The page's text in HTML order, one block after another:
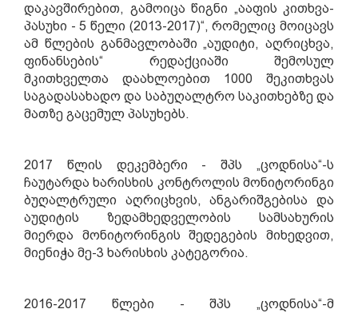
დაკავშირებით, გამოიცა წიგნი „ააფის კითხვა-
პასუხი - 5 წელი (2013-2017)“, რომელიც მოიცავს
ამ წლების განმავლობაში „აუდიტი, აღრიცხვა,
ფინანსების“ რედაქციაში შემოსულ
მკითხველთა დაახლოებით 1000 შეკითხვას
საგადასახადო და საბუღალტრო საკითხებზე და
მათზე გაცემულ პასუხებს.
2017 წლის დეკემბერი - შპს „ცოდნისა“-ს
ჩაუტარდა ხარისხის კონტროლის მონიტორინგი
ბუღალტრული აღრიცხვის, ანგარიშგებისა და
აუდიტის ზედამხედველობის სამსახურის
მიერდა მონიტორინგის შედეგების მიხედვით,
მიენიჭა მე-3 ხარისხის კატეგორია.
2016-2017 წლები - შპს „ცოდნისა“-მ